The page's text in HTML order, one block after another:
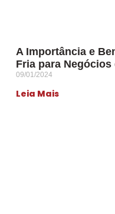
A Importância e
Fria para
09/01/2024
Leia Mais